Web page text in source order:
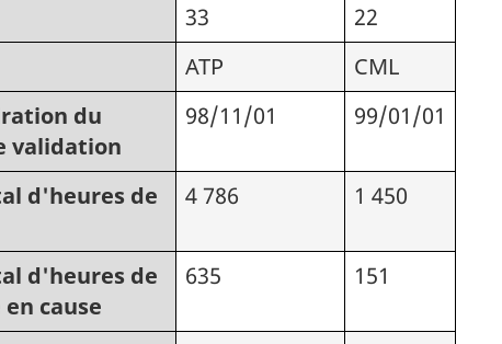
33
22
ATP
CML
du
validation
98/11/01 99/01/01
d'heures de
4 786 1 450
d'heures de
cause
635 151